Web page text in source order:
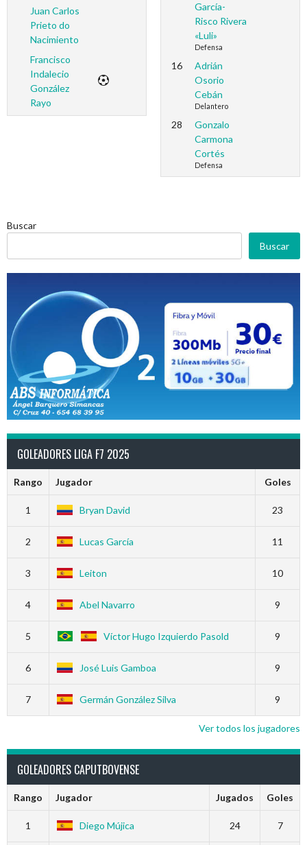
Juan Carlos
Prieto do
Nacimiento
Francisco
Indalecio
González
Rayo
García-
Risco Rivera
«Luli»
Defensa
16
Adrián
Osorio
Cebán
Delantero
28
Gonzalo
Carmona
Cortés
Defensa
Buscar
Buscar
GOLEADORES LIGA F7 2025
Rango Jugador Goles
1 Bryan David 23
2 Lucas García 11
3 Leiton 10
4 Abel Navarro 9
5 Víctor Hugo Izquierdo Pasold 9
6 José Luis Gamboa 9
7 Germán González Silva 9
Ver todos los jugadores
GOLEADORES CAPUTBOVENSE
Rango Jugador Jugados Goles
1 Diego Mújica 24 7